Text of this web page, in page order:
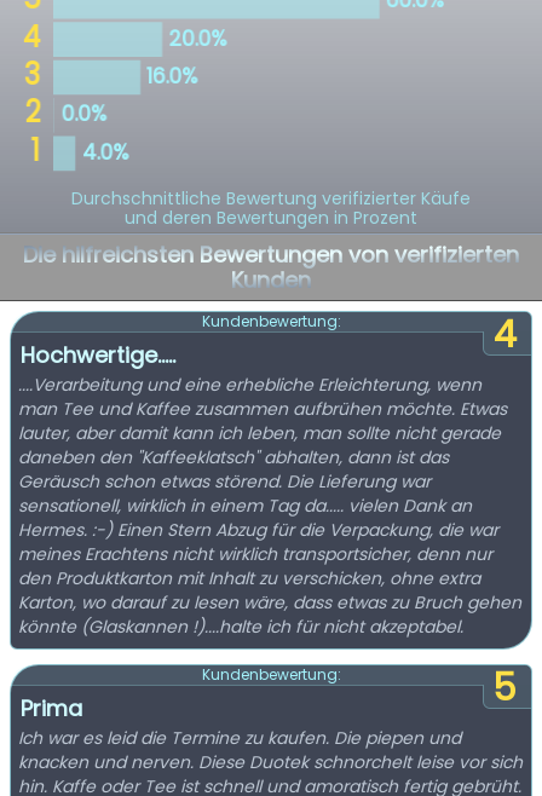
Durchschnittliche Bewertung verifizierter Käufe
und deren Bewertungen in Prozent
Die hilfreichsten Bewertungen von verifizierten
Kunden
4
Kundenbewertung:
Hochwertige.....
....Verarbeitung und eine erhebliche Erleichterung, wenn
man Tee und Kaffee zusammen aufbrühen möchte. Etwas
lauter, aber damit kann ich leben, man sollte nicht gerade
daneben den "Kaffeeklatsch" abhalten, dann ist das
Geräusch schon etwas störend. Die Lieferung war
sensationell, wirklich in einem Tag da..... vielen Dank an
Hermes. :-) Einen Stern Abzug für die Verpackung, die war
meines Erachtens nicht wirklich transportsicher, denn nur
den Produktkarton mit Inhalt zu verschicken, ohne extra
Karton, wo darauf zu lesen wäre, dass etwas zu Bruch gehen
könnte (Glaskannen !)....halte ich für nicht akzeptabel.
5
Kundenbewertung:
Prima
Ich war es leid die Termine zu kaufen. Die piepen und
knacken und nerven. Diese Duotek schnorchelt leise vor sich
hin. Kaffe oder Tee ist schnell und amoratisch fertig gebrüht.